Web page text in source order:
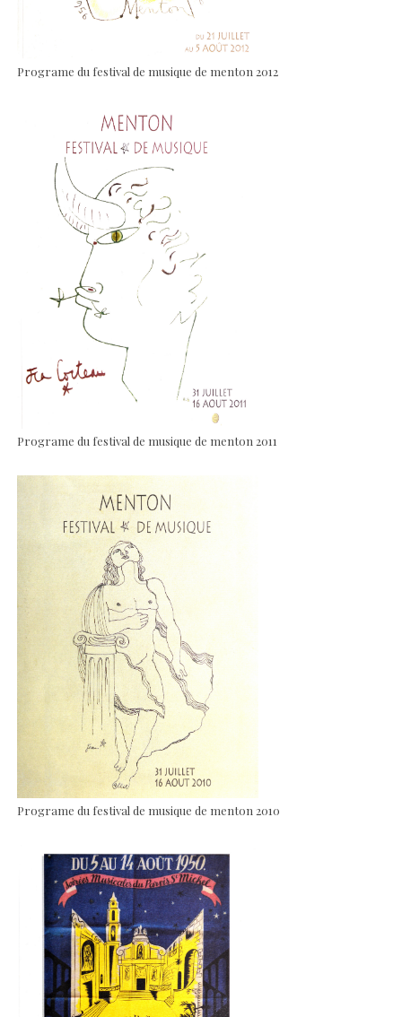
Programe du festival de musique de menton 2012
Programe du festival de musique de menton 2011
Programe du festival de musique de menton 2010